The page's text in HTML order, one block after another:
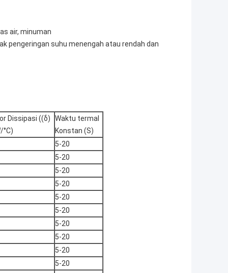
air, minuman
pengeringan suhu menengah atau rendah dan
Dissipasi ((δ)
°C)
Waktu termal
Konstan (S)
5-20
5-20
5-20
5-20
5-20
5-20
5-20
5-20
5-20
5-20